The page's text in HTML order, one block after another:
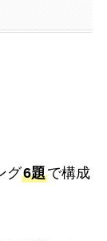
グ6題で構成